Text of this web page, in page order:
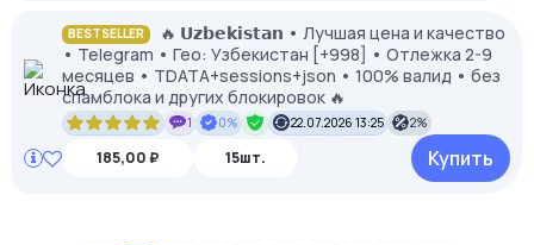
BESTSELLER
🔥 𝗨𝘇𝗯𝗲𝗸𝗶𝘀𝘁𝗮𝗻 • Лучшая цена и качество
• Telegram • Гео: Узбекистан [+998] • Отлежка 2-9
месяцев • TDATA+sessions+json • 100% валид • без
спамблока и других блокировок 🔥
1 0% 22.07.2026 13:25 2%
185,00 ₽ 15шт. Купить